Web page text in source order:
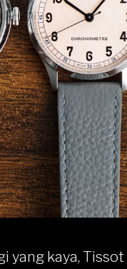
yang kaya, Tissot